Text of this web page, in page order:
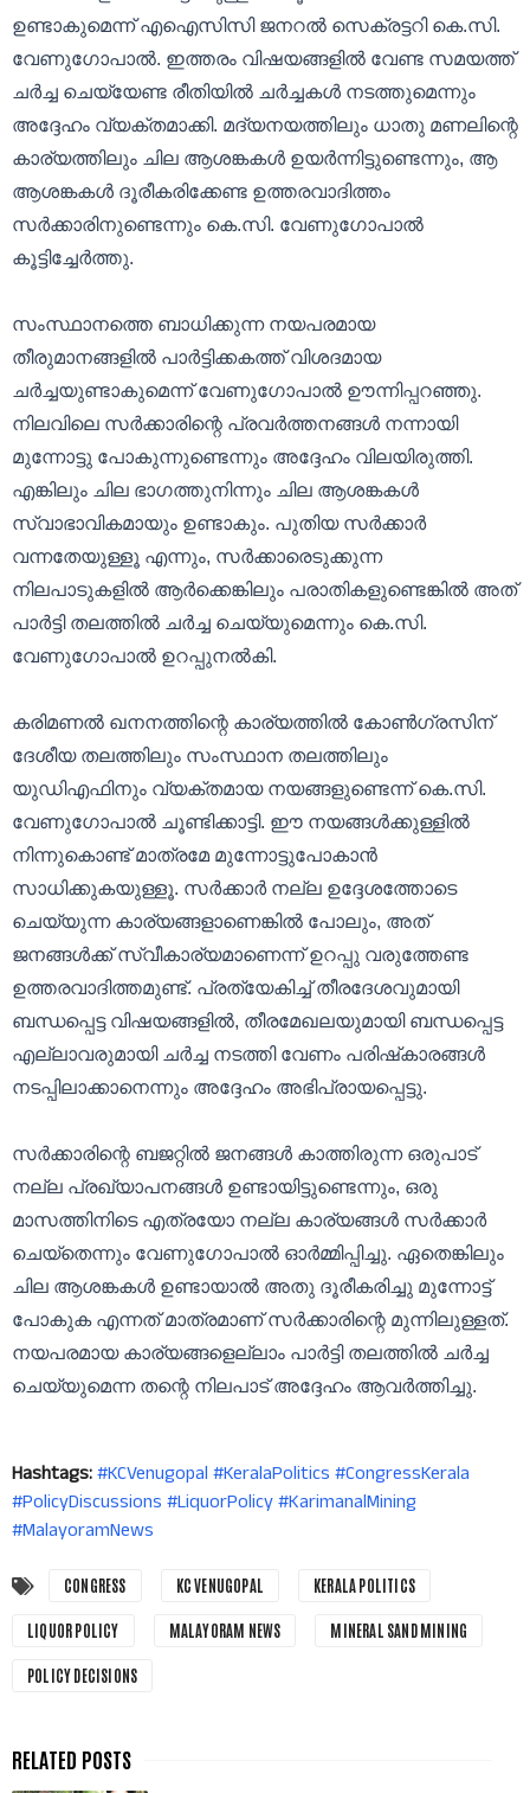
ഉണ്ടാകുമെന്ന് എഐസിസി ജനറൽ സെക്രട്ടറി കെ.സി.
വേണുഗോപാൽ. ഇത്തരം വിഷയങ്ങളിൽ വേണ്ട സമയത്ത്
ചർച്ച ചെയ്യേണ്ട രീതിയിൽ ചർച്ചകൾ നടത്തുമെന്നും
അദ്ദേഹം വ്യക്തമാക്കി. മദ്യനയത്തിലും ധാതു മണലിന്റെ
കാര്യത്തിലും ചില ആശങ്കകൾ ഉയർന്നിട്ടുണ്ടെന്നും, ആ
ആശങ്കകൾ ദൂരീകരിക്കേണ്ട ഉത്തരവാദിത്തം
സർക്കാരിനുണ്ടെന്നും കെ.സി. വേണുഗോപാൽ
കൂട്ടിച്ചേർത്തു.
സംസ്ഥാനത്തെ ബാധിക്കുന്ന നയപരമായ
തീരുമാനങ്ങളിൽ പാർട്ടിക്കകത്ത് വിശദമായ
ചർച്ചയുണ്ടാകുമെന്ന് വേണുഗോപാൽ ഊന്നിപ്പറഞ്ഞു.
നിലവിലെ സർക്കാരിന്റെ പ്രവർത്തനങ്ങൾ നന്നായി
മുന്നോട്ടു പോകുന്നുണ്ടെന്നും അദ്ദേഹം വിലയിരുത്തി.
എങ്കിലും ചില ഭാഗത്തുനിന്നും ചില ആശങ്കകൾ
സ്വാഭാവികമായും ഉണ്ടാകും. പുതിയ സർക്കാർ
വന്നതേയുള്ളൂ എന്നും, സർക്കാരെടുക്കുന്ന
നിലപാടുകളിൽ ആർക്കെങ്കിലും പരാതികളുണ്ടെങ്കിൽ അത്
പാർട്ടി തലത്തിൽ ചർച്ച ചെയ്യുമെന്നും കെ.സി.
വേണുഗോപാൽ ഉറപ്പുനൽകി.
കരിമണൽ ഖനനത്തിന്റെ കാര്യത്തിൽ കോൺഗ്രസിന്
ദേശീയ തലത്തിലും സംസ്ഥാന തലത്തിലും
യുഡിഎഫിനും വ്യക്തമായ നയങ്ങളുണ്ടെന്ന് കെ.സി.
വേണുഗോപാൽ ചൂണ്ടിക്കാട്ടി. ഈ നയങ്ങൾക്കുള്ളിൽ
നിന്നുകൊണ്ട് മാത്രമേ മുന്നോട്ടുപോകാൻ
സാധിക്കുകയുള്ളൂ. സർക്കാർ നല്ല ഉദ്ദേശത്തോടെ
ചെയ്യുന്ന കാര്യങ്ങളാണെങ്കിൽ പോലും, അത്
ജനങ്ങൾക്ക് സ്വീകാര്യമാണെന്ന് ഉറപ്പു വരുത്തേണ്ട
ഉത്തരവാദിത്തമുണ്ട്. പ്രത്യേകിച്ച് തീരദേശവുമായി
ബന്ധപ്പെട്ട വിഷയങ്ങളിൽ, തീരമേഖലയുമായി ബന്ധപ്പെട്ട
എല്ലാവരുമായി ചർച്ച നടത്തി വേണം പരിഷ്‌കാരങ്ങൾ
നടപ്പിലാക്കാനെന്നും അദ്ദേഹം അഭിപ്രായപ്പെട്ടു.
സർക്കാരിന്റെ ബജറ്റിൽ ജനങ്ങൾ കാത്തിരുന്ന ഒരുപാട്
നല്ല പ്രഖ്യാപനങ്ങൾ ഉണ്ടായിട്ടുണ്ടെന്നും, ഒരു
മാസത്തിനിടെ എത്രയോ നല്ല കാര്യങ്ങൾ സർക്കാർ
ചെയ്തെന്നും വേണുഗോപാൽ ഓർമ്മിപ്പിച്ചു. ഏതെങ്കിലും
ചില ആശങ്കകൾ ഉണ്ടായാൽ അതു ദൂരീകരിച്ചു മുന്നോട്ട്
പോകുക എന്നത് മാത്രമാണ് സർക്കാരിന്റെ മുന്നിലുള്ളത്.
നയപരമായ കാര്യങ്ങളെല്ലാം പാർട്ടി തലത്തിൽ ചർച്ച
ചെയ്യുമെന്ന തന്റെ നിലപാട് അദ്ദേഹം ആവർത്തിച്ചു.
Hashtags:#KCVenugopal #KeralaPolitics #CongressKerala
#PolicyDiscussions #LiquorPolicy #KarimanalMining
#MalayoramNews
CONGRESS KC VENUGOPAL KERALA POLITICS
LIQUOR POLICY MALAYORAM NEWS MINERAL SAND MINING
POLICY DECISIONS